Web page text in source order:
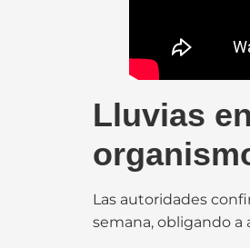
Lluvias
Las autoridades
semana, obligando